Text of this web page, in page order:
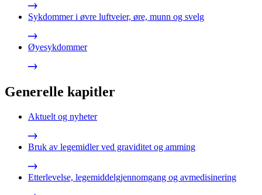
Sykdommer i øvre luftveier, øre, munn og svelg
Øyesykdommer
Generelle kapitler
Aktuelt og nyheter
Bruk av legemidler ved graviditet og amming
Etterlevelse, legemiddelgjennomgang og avmedisinering